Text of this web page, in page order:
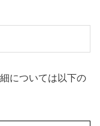
については以下の